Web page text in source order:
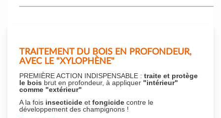
TRAITEMENT DU BOIS EN PROFONDEUR,
AVEC LE "XYLOPHÈNE"
PREMIÈRE ACTION INDISPENSABLE : traite et protège
le bois brut en profondeur, à appliquer "intérieur"
comme "extérieur"
A la fois insecticide et fongicide contre le
développement des champignons !